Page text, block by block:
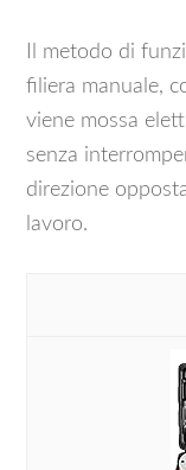
Il metodo di
filiera manuale,
viene mossa
senza
direzione
lavoro.